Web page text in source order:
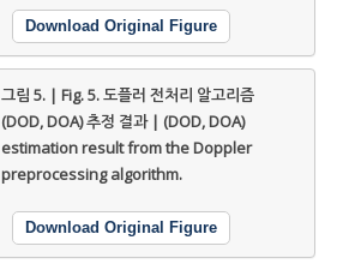
Download Original Figure
그림 5. | Fig. 5.도플러 전처리 알고리즘
(DOD, DOA) 추정 결과 | (DOD, DOA)
estimation result from the Doppler
preprocessing algorithm.
Download Original Figure